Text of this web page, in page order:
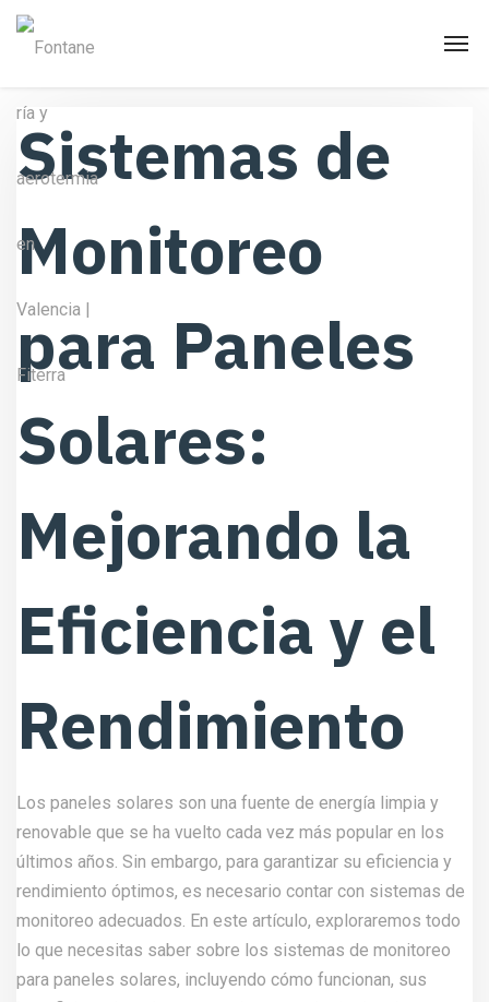
Sistemas de
Monitoreo
para Paneles
Solares:
Mejorando la
Eficiencia y el
Rendimiento
Los paneles solares son una fuente de energía limpia y
renovable que se ha vuelto cada vez más popular en los
últimos años. Sin embargo, para garantizar su eficiencia y
rendimiento óptimos, es necesario contar con sistemas de
monitoreo adecuados. En este artículo, exploraremos todo
lo que necesitas saber sobre los sistemas de monitoreo
para paneles solares, incluyendo cómo funcionan, sus